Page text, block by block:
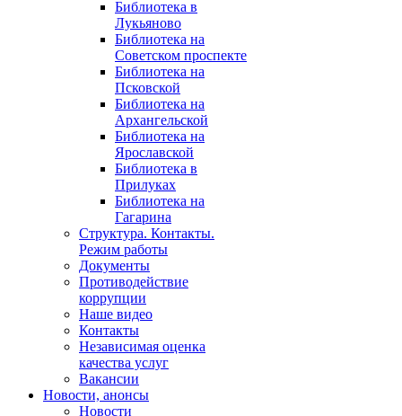
Библиотека в
Лукьяново
Библиотека на
Советском проспекте
Библиотека на
Псковской
Библиотека на
Архангельской
Библиотека на
Ярославской
Библиотека в
Прилуках
Библиотека на
Гагарина
Структура. Контакты.
Режим работы
Документы
Противодействие
коррупции
Наше видео
Контакты
Независимая оценка
качества услуг
Вакансии
Новости, анонсы
Новости